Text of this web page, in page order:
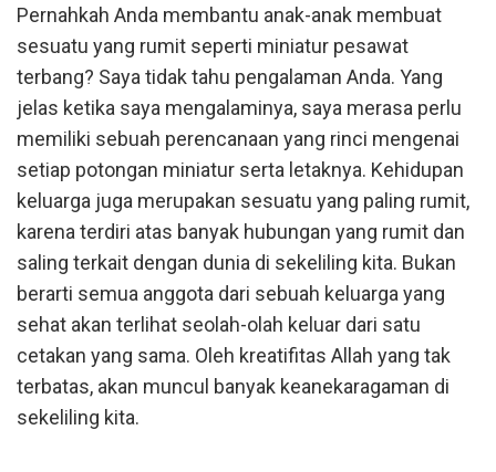
Pernahkah Anda membantu anak-anak membuat
sesuatu yang rumit seperti miniatur pesawat
terbang? Saya tidak tahu pengalaman Anda. Yang
jelas ketika saya mengalaminya, saya merasa perlu
memiliki sebuah perencanaan yang rinci mengenai
setiap potongan miniatur serta letaknya. Kehidupan
keluarga juga merupakan sesuatu yang paling rumit,
karena terdiri atas banyak hubungan yang rumit dan
saling terkait dengan dunia di sekeliling kita. Bukan
berarti semua anggota dari sebuah keluarga yang
sehat akan terlihat seolah-olah keluar dari satu
cetakan yang sama. Oleh kreatifitas Allah yang tak
terbatas, akan muncul banyak keanekaragaman di
sekeliling kita.